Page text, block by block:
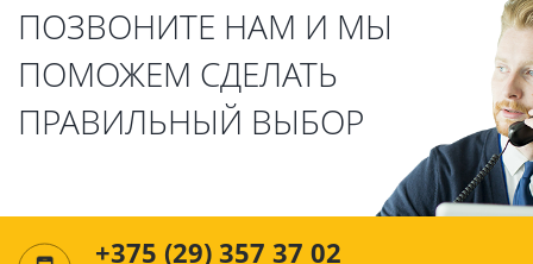
ПОЗВОНИТЕ НАМ И МЫ
ПОМОЖЕМ СДЕЛАТЬ
ПРАВИЛЬНЫЙ ВЫБОР
+375 (29) 357 37 02